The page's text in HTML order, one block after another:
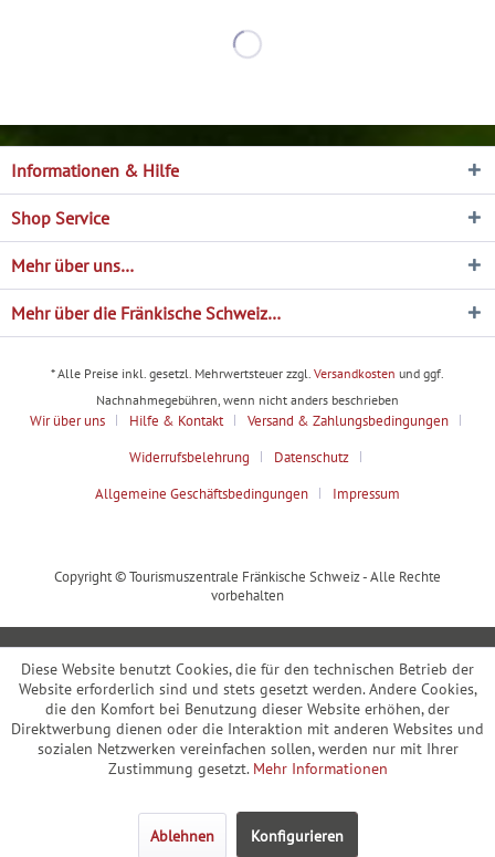
Informationen & Hilfe
Shop Service
Mehr über uns…
Mehr über die Fränkische Schweiz…
* Alle Preise inkl. gesetzl. Mehrwertsteuer zzgl. Versandkosten und ggf.
Nachnahmegebühren, wenn nicht anders beschrieben
Wir über uns Hilfe & Kontakt
Versand & Zahlungsbedingungen
Widerrufsbelehrung
Datenschutz
Allgemeine Geschäftsbedingungen
Impressum
Copyright © Tourismuszentrale Fränkische Schweiz - Alle Rechte
vorbehalten
Diese Website benutzt Cookies, die für den technischen Betrieb der
Website erforderlich sind und stets gesetzt werden. Andere Cookies,
die den Komfort bei Benutzung dieser Website erhöhen, der
Direktwerbung dienen oder die Interaktion mit anderen Websites und
sozialen Netzwerken vereinfachen sollen, werden nur mit Ihrer
Zustimmung gesetzt. Mehr Informationen
Ablehnen Konfigurieren